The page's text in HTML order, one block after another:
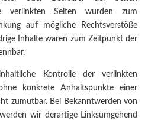
verlinkten Seiten wurden zum
auf mögliche Rechtsverstöße
Inhalte waren zum Zeitpunkt der
Kontrolle der verlinkten
konkrete Anhaltspunkte einer
zumutbar. Bei Bekanntwerden von
wir derartige Linksumgehend